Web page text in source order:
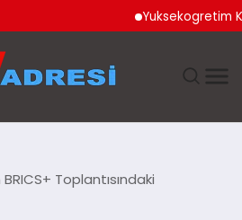
Yuksekogretim
BRICS+ Toplantısındaki